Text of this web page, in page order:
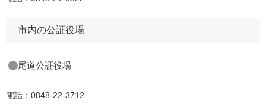
市内の公証役場
尾道公証役場
電話：0848-22-3712